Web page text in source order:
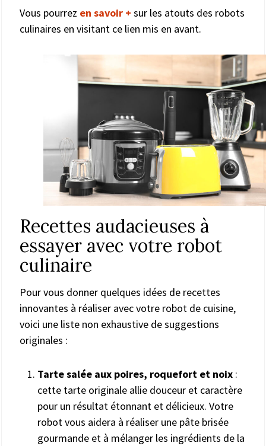
Vous pourrez en savoir + sur les atouts des robots
culinaires en visitant ce lien mis en avant.
Recettes audacieuses à
essayer avec votre robot
culinaire
Pour vous donner quelques idées de recettes
innovantes à réaliser avec votre robot de cuisine,
voici une liste non exhaustive de suggestions
originales :
Tarte salée aux poires, roquefort et noix :
cette tarte originale allie douceur et caractère
pour un résultat étonnant et délicieux. Votre
robot vous aidera à réaliser une pâte brisée
gourmande et à mélanger les ingrédients de la